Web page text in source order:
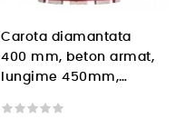
Carota diamantata
400 mm, beton armat,
lungime 450mm,